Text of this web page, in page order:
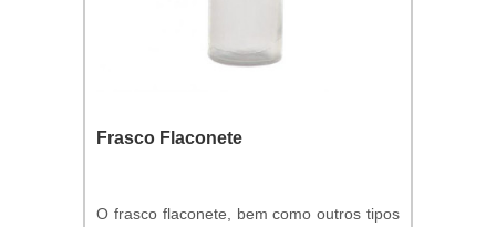
Frasco Flaconete
O frasco flaconete, bem como outros tipos